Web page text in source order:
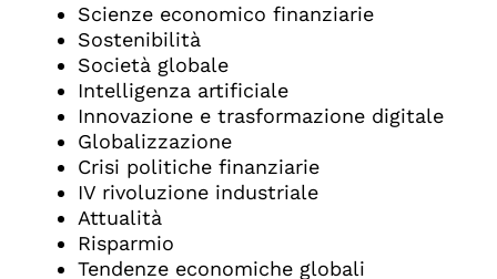
Scienze economico finanziarie
Sostenibilità
Società globale
Intelligenza artificiale
Innovazione e trasformazione digitale
Globalizzazione
Crisi politiche finanziarie
IV rivoluzione industriale
Attualità
Risparmio
Tendenze economiche globali